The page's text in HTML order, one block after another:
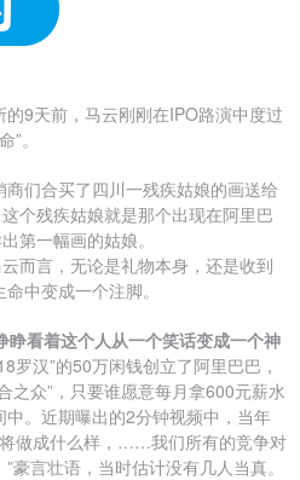
9天前，马云刚刚在IPO路演中度过
。
们合买了四川一残疾姑娘的画送给
个残疾姑娘就是那个出现在阿里巴
第一幅画的姑娘。
而言，无论是礼物本身，还是收到
中变成一个注脚。
睁看着这个人从一个笑话变成一个神
罗汉”的50万闲钱创立了阿里巴巴，
之众”，只要谁愿意每月拿600元薪水
。近期曝出的2分钟视频中，当年
做成什么样，……我们所有的竞争对
豪言壮语，当时估计没有几人当真。